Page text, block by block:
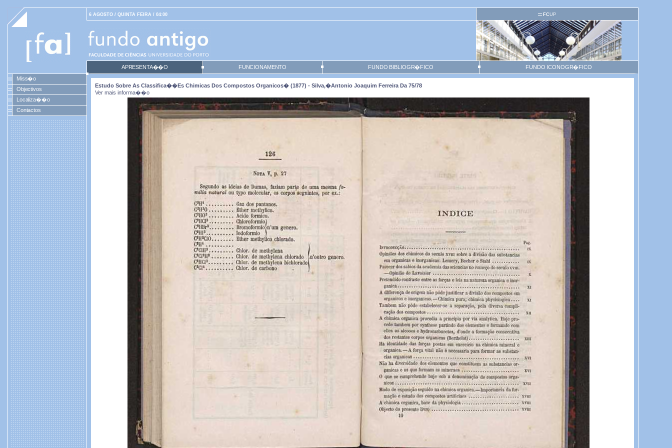
6 AGOSTO / QUINTA FEIRA / 04:00 FCUP
APRESENTA��O FUNCIONAMENTO FUNDO BIBLIOGR�FICO
FUNDO ICONOGR�FICO
Miss�o
Objectivos
Localiza��o
Contactos
Estudo Sobre As Classifica��es Chimicas Dos Compostos Organicos� (1877) - Silva,�Antonio Joaquim Ferreira Da 75/78
Ver mais informa��o